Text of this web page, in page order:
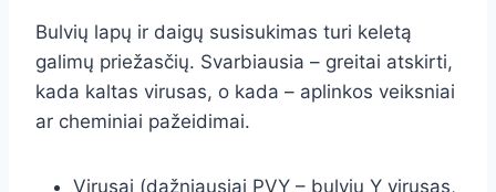
Bulvių lapų ir daigų susisukimas turi keletą
galimų priežasčių. Svarbiausia – greitai atskirti,
kada kaltas virusas, o kada – aplinkos veiksniai
ar cheminiai pažeidimai.
Virusai (dažniausiai PVY – bulvių Y virusas,